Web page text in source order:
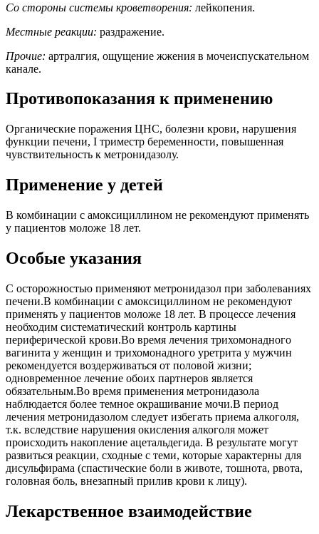
Со стороны системы кроветворения: лейкопения.
Местные реакции: раздражение.
Прочие: артралгия, ощущение жжения в мочеиспускательном
канале.
Противопоказания к применению
Органические поражения ЦНС, болезни крови, нарушения
функции печени, I триместр беременности, повышенная
чувствительность к метронидазолу.
Применение у детей
В комбинации с амоксициллином не рекомендуют применять
у пациентов моложе 18 лет.
Особые указания
С осторожностью применяют метронидазол при заболеваниях
печени.В комбинации с амоксициллином не рекомендуют
применять у пациентов моложе 18 лет. В процессе лечения
необходим систематический контроль картины
периферической крови.Во время лечения трихомонадного
вагинита у женщин и трихомонадного уретрита у мужчин
рекомендуется воздерживаться от половой жизни;
одновременное лечение обоих партнеров является
обязательным.Во время применения метронидазола
наблюдается более темное окрашивание мочи.В период
лечения метронидазолом следует избегать приема алкоголя,
т.к. вследствие нарушения окисления алкоголя может
происходить накопление ацетальдегида. В результате могут
развиться реакции, сходные с теми, которые характерны для
дисульфирама (спастические боли в животе, тошнота, рвота,
головная боль, внезапный прилив крови к лицу).
Лекарственное взаимодействие